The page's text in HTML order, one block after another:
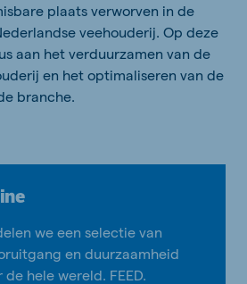
plaats verworven in de
veehouderij. Op deze
aan het verduurzamen van de
en het optimaliseren van de
branche.
we een selectie van
en duurzaamheid
de hele wereld. FEED.